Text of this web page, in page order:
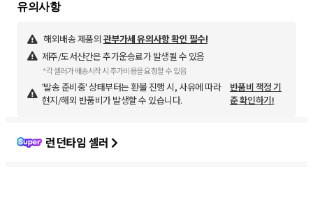
유의사항
해외배송 제품의 관부가세 유의사항 확인 필수!
제주/도서산간은 추가운송료가 발생될 수 있음
*각 셀러가 배송시작 시 추가비용을 요청할 수 있음
'발송 준비중' 상태부터는 환불 진행 시, 사유에 따라
현지/해외 반품비가 발생할 수 있습니다.
반품비 책정 기
준 확인하기!
런던타임 셀러